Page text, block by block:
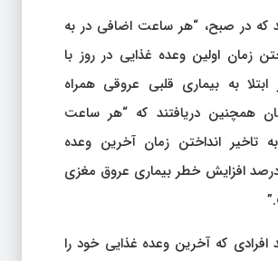
که در صبح، “هر ساعت اضافی در به
زمان اولین وعده غذایی در روز با
به بیماری قلبی عروقی همراه
همچنین دریافتند که “هر ساعت
تاخیر انداختن زمان آخرین وعده
با ۸ درصد افزایش خطر بیماری عروق مغزی
افرادی که آخرین وعده غذایی خود را